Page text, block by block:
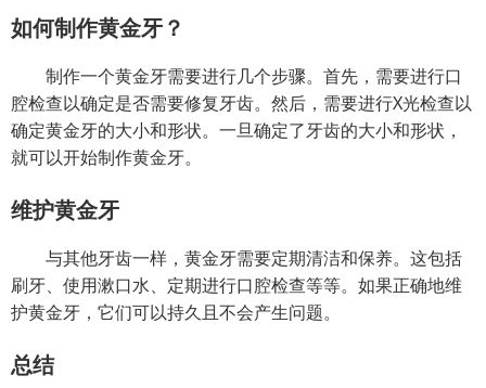
如何制作黄金牙？
制作一个黄金牙需要进行几个步骤。首先，需要进行口
腔检查以确定是否需要修复牙齿。然后，需要进行X光检查以
确定黄金牙的大小和形状。一旦确定了牙齿的大小和形状，
就可以开始制作黄金牙。
维护黄金牙
与其他牙齿一样，黄金牙需要定期清洁和保养。这包括
刷牙、使用漱口水、定期进行口腔检查等等。如果正确地维
护黄金牙，它们可以持久且不会产生问题。
总结